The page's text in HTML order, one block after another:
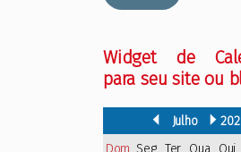
Widget de
para seu site ou